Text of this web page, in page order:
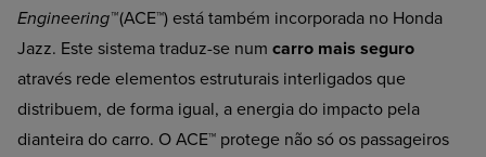
Engineering™(ACE™) está também incorporada no Honda
Jazz. Este sistema traduz-se num carro mais seguro
através rede elementos estruturais interligados que
distribuem, de forma igual, a energia do impacto pela
dianteira do carro. O ACE™ protege não só os passageiros